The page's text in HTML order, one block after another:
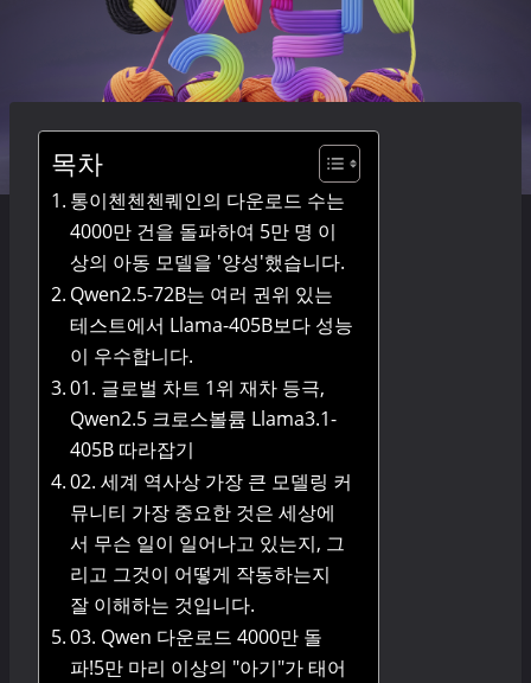
목차
통이첸첸첸퀘인의 다운로드 수는
4000만 건을 돌파하여 5만 명 이
상의 아동 모델을 '양성'했습니다.
Qwen2.5-72B는 여러 권위 있는
테스트에서 Llama-405B보다 성능
이 우수합니다.
01. 글로벌 차트 1위 재차 등극,
Qwen2.5 크로스볼륨 Llama3.1-
405B 따라잡기
02. 세계 역사상 가장 큰 모델링 커
뮤니티 가장 중요한 것은 세상에
서 무슨 일이 일어나고 있는지, 그
리고 그것이 어떻게 작동하는지
잘 이해하는 것입니다.
03. Qwen 다운로드 4000만 돌
파!5만 마리 이상의 "아기"가 태어